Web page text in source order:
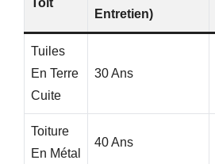
Entretien)
Tuiles
En Terre
Cuite
30 Ans
Toiture
En Métal
40 Ans